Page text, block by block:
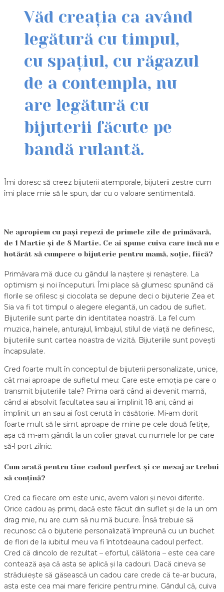
Văd creația ca având
legătură cu timpul,
cu spațiul, cu răgazul
de a contempla, nu
are legătură cu
bijuterii făcute pe
bandă rulantă.
Îmi doresc să creez bijuterii atemporale, bijuterii zestre cum
îmi place mie să le spun, dar cu o valoare sentimentală.
Ne apropiem cu pași repezi de primele zile de primăvară,
de 1 Martie și de 8 Martie. Ce ai spune cuiva care încă nu e
hotărât să cumpere o bijuterie pentru mamă, soție, fiică?
Primăvara mă duce cu gândul la naștere și renaștere. La
optimism și noi începuturi. Îmi place să glumesc spunând că
florile se ofilesc și ciocolata se depune deci o bijuterie Zea et
Sia va fi tot timpul o alegere elegantă, un cadou de suflet.
Bijuteriile sunt parte din identitatea noastră. La fel cum
muzica, hainele, anturajul, limbajul, stilul de viață ne definesc,
bijuteriile sunt cartea noastra de vizită. Bijuteriile sunt povești
încapsulate.
Cred foarte mult în conceptul de bijuterii personalizate, unice,
cât mai aproape de sufletul meu: Care este emoția pe care o
transmit bijuteriile tale? Prima oară când ai devenit mamă,
când ai absolvit facultatea sau ai împlinit 18 ani, când ai
împlinit un an sau ai fost cerută în căsătorie. Mi-am dorit
foarte mult să le simt aproape de mine pe cele două fetițe,
așa că m-am gândit la un colier gravat cu numele lor pe care
să-l port zilnic.
Cum arată pentru tine cadoul perfect și ce mesaj ar trebui
să conțină?
Cred ca fiecare om este unic, avem valori și nevoi diferite.
Orice cadou aș primi, dacă este făcut din suflet și de la un om
drag mie, nu are cum să nu mă bucure. Însă trebuie să
recunosc că o bijuterie personalizată împreună cu un buchet
de flori de la iubitul meu va fi întotdeauna cadoul perfect.
Cred că dincolo de rezultat – efortul, călătoria – este cea care
contează așa că asta se aplică și la cadouri. Dacă cineva se
străduiește să găsească un cadou care crede că te-ar bucura,
asta este cea mai mare fericire pentru mine. Gândul că, cuiva